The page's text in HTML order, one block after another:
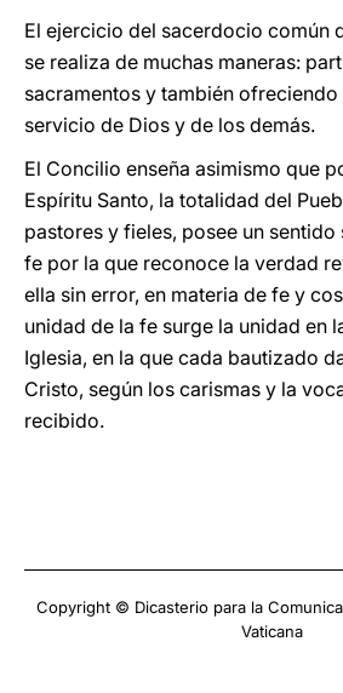
El ejercicio del sacerdocio común
se realiza de muchas maneras:
sacramentos y también
servicio de Dios y de los demás.
El Concilio enseña asimismo que
Espíritu Santo, la totalidad del
pastores y fieles, posee un sentido
fe por la que reconoce la verdad
ella sin error, en materia de fe y
unidad de la fe surge la unidad en
Iglesia, en la que cada bautizado
Cristo, según los carismas y la
recibido.
Copyright © Dicasterio para la
Vaticana